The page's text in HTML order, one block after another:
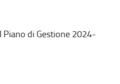
Piano di Gestione 2024-